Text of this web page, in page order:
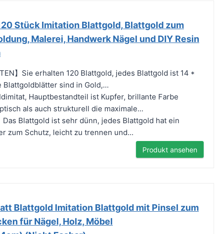
Stück Imitation Blattgold, Blattgold zum
Malerei, Handwerk Nägel und DIY Resin
】Sie erhalten 120 Blattgold, jedes Blattgold ist 14 *
Blattgoldblätter sind in Gold,...
Hauptbestandteil ist Kupfer, brillante Farbe
als auch strukturell die maximale...
】Das Blattgold ist sehr dünn, jedes Blattgold hat ein
zum Schutz, leicht zu trennen und...
Produkt ansehen
Blattgold Imitation Blattgold mit Pinsel zum
für Nägel, Holz, Möbel